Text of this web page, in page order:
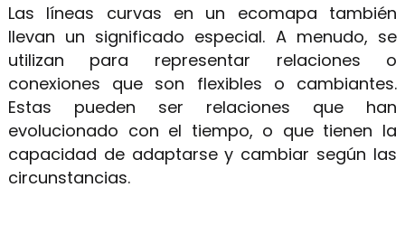
Las líneas curvas en un ecomapa también
llevan un significado especial. A menudo, se
utilizan para representar relaciones o
conexiones que son flexibles o cambiantes.
Estas pueden ser relaciones que han
evolucionado con el tiempo, o que tienen la
capacidad de adaptarse y cambiar según las
circunstancias.